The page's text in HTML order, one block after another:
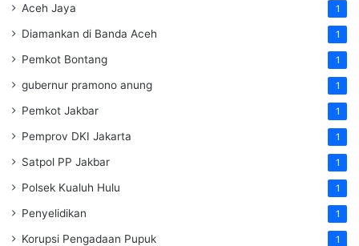
Aceh Jaya 1
Diamankan di Banda Aceh 1
Pemkot Bontang 1
gubernur pramono anung 1
Pemkot Jakbar 1
Pemprov DKI Jakarta 1
Satpol PP Jakbar 1
Polsek Kualuh Hulu 1
Penyelidikan 1
Korupsi Pengadaan Pupuk 1